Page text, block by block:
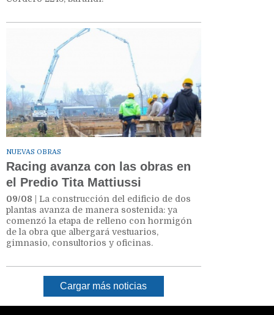
NUEVAS OBRAS
Racing avanza con las obras en
el Predio Tita Mattiussi
09/08 | La construcción del edificio de dos
plantas avanza de manera sostenida: ya
comenzó la etapa de relleno con hormigón
de la obra que albergará vestuarios,
gimnasio, consultorios y oficinas.
Cargar más noticias